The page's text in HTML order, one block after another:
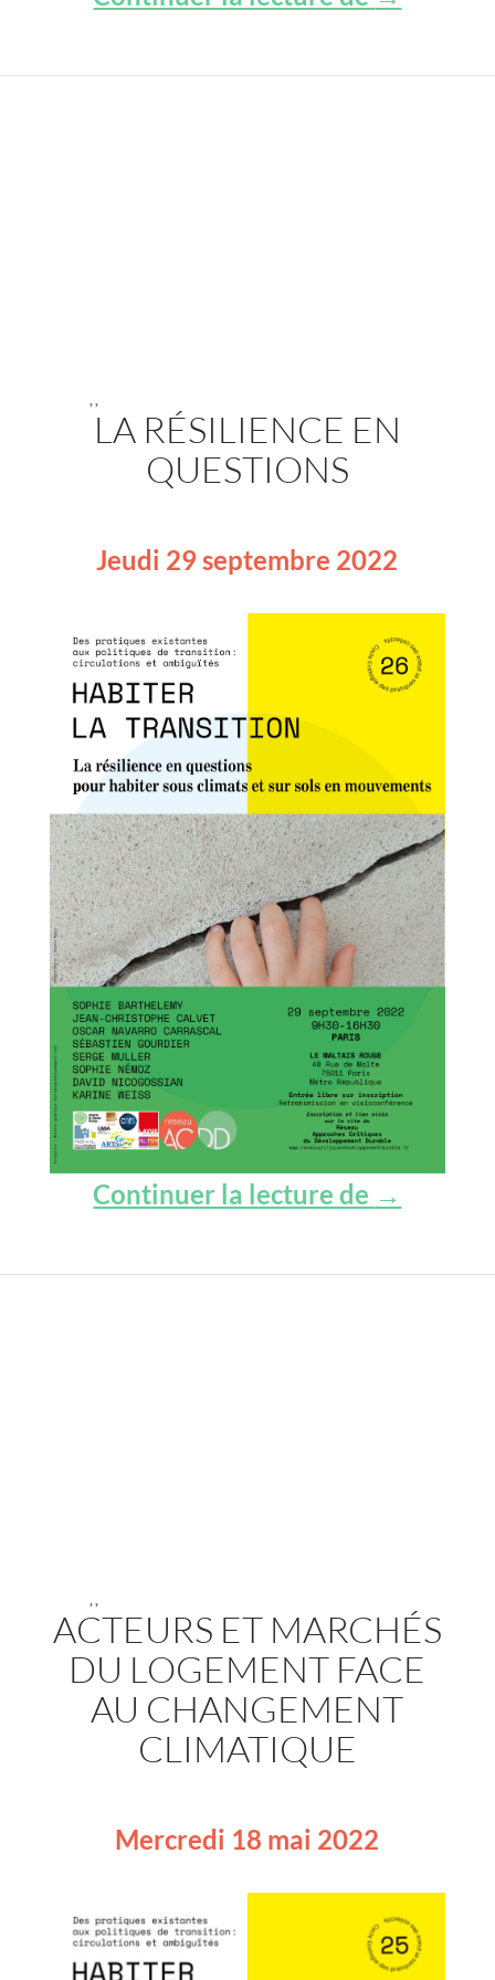
,,
LA RÉSILIENCE EN
QUESTIONS
Jeudi 29 septembre 2022
Continuer la lecture de La
→
,,
ACTEURS ET MARCHÉS
DU LOGEMENT FACE
AU CHANGEMENT
CLIMATIQUE
Mercredi 18 mai 2022